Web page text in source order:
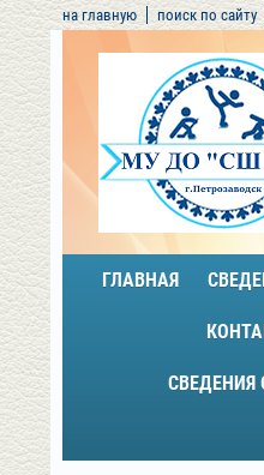
на главную поиск по сайту
ГЛАВНАЯ
СВЕДЕНИЯ